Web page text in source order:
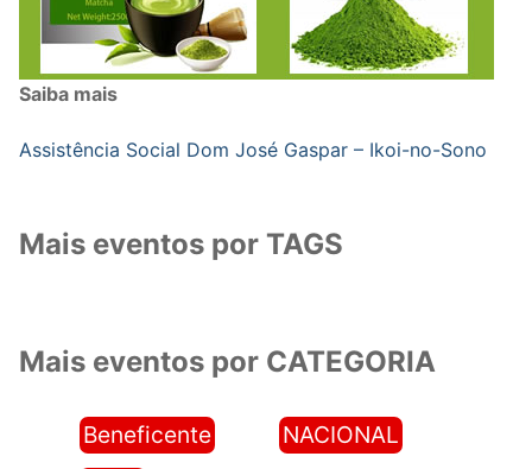
Saiba mais
Assistência Social Dom José Gaspar – Ikoi-no-Sono
Mais eventos por TAGS
Mais eventos por CATEGORIA
Beneficente
NACIONAL